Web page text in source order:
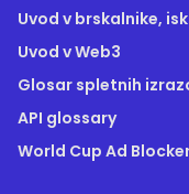
Uvod v brskalnike,
Uvod v Web3
Glosar spletnih
API glossary
World Cup Ad